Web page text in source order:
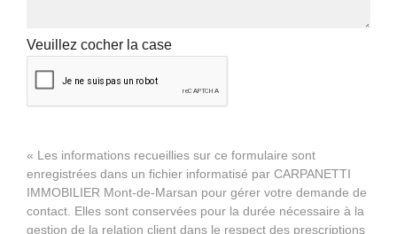
Veuillez cocher la case
« Les informations recueillies sur ce formulaire sont
enregistrées dans un fichier informatisé par CARPANETTI
IMMOBILIER Mont-de-Marsan pour gérer votre demande de
contact. Elles sont conservées pour la durée nécessaire à la
gestion de la relation client dans le respect des prescriptions